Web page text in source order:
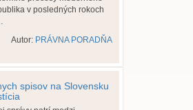
v posledných rokoch
Autor: PRÁVNA PORADŇA
spisov na Slovensku